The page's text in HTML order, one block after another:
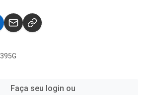
Faça seu login ou